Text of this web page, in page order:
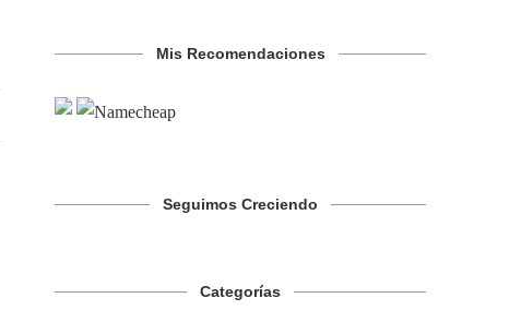
Mis Recomendaciones
Seguimos Creciendo
Categorías